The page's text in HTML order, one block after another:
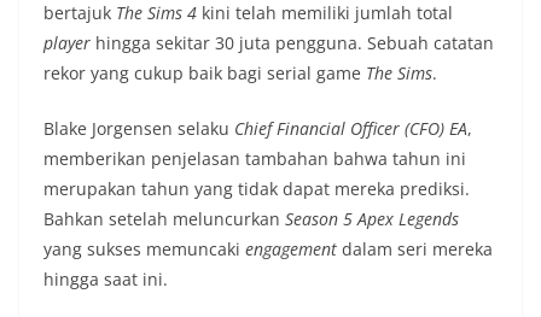
bertajuk The Sims 4 kini telah memiliki jumlah total
player hingga sekitar 30 juta pengguna. Sebuah catatan
rekor yang cukup baik bagi serial game The Sims.
Blake Jorgensen selaku Chief Financial Officer (CFO) EA,
memberikan penjelasan tambahan bahwa tahun ini
merupakan tahun yang tidak dapat mereka prediksi.
Bahkan setelah meluncurkan Season 5 Apex Legends
yang sukses memuncaki engagement dalam seri mereka
hingga saat ini.